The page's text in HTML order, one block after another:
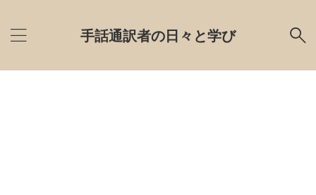
手話通訳者の日々と学び